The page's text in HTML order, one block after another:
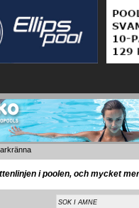
i poolen, och mycket